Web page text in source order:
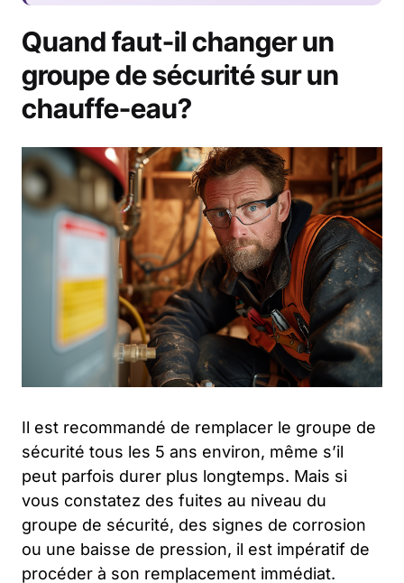
Quand faut-il changer un
groupe de sécurité sur un
chauffe-eau?
Il est recommandé de remplacer le groupe de
sécurité tous les 5 ans environ, même s’il
peut parfois durer plus longtemps. Mais si
vous constatez des fuites au niveau du
groupe de sécurité, des signes de corrosion
ou une baisse de pression, il est impératif de
procéder à son remplacement immédiat.